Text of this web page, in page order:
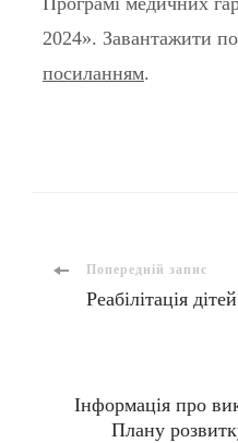
2024». Завантажити
посиланням.
Попередній запис
Реабілітація
Інформація про
Плану